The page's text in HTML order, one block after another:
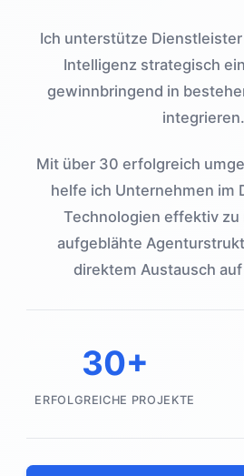
Ich unterstütze
Intelligenz strategisch
gewinnbringend in
integrieren.
Mit über 30 erfolgreich
helfe ich Unternehmen im
Technologien effektiv zu
aufgeblähte
direktem Austausch
30+
ERFOLGREICHE PROJEKTE